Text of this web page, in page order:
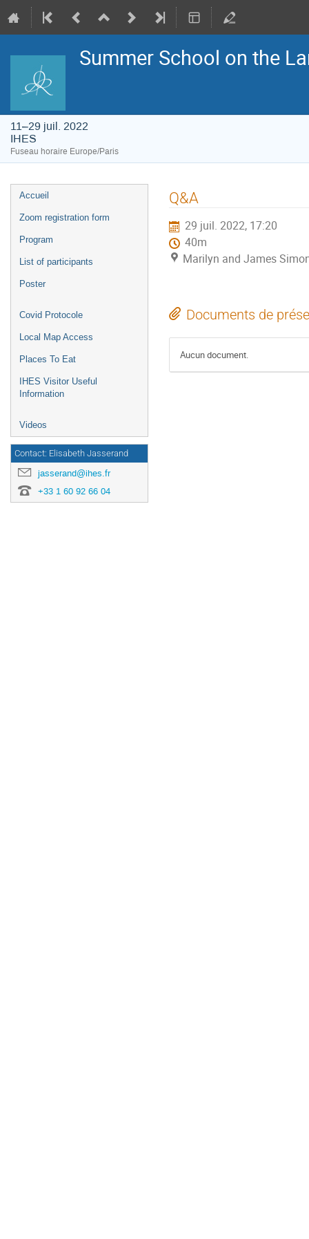
Summer School on the
11–29 juil. 2022
IHES
Fuseau horaire Europe/Paris
Menu
de
l'événement
Accueil
Zoom registration form
Program
List of participants
Poster
Covid Protocole
Local Map Access
Places To Eat
IHES Visitor Useful
Information
Videos
Contact: Elisabeth Jasserand
jasserand@ihes.fr
+33 1 60 92 66 04
Q&A
29 juil. 2022, 17:20
40m
Marilyn and James
Documents de
Aucun document.